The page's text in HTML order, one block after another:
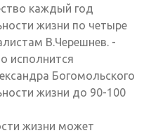
каждый год
жизни по четыре
В.Черешнев. -
исполнится
Богомольского
жизни до 90-100
жизни может